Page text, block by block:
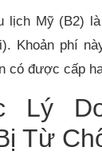
lịch Mỹ (B2)
Khoản phí
có được cấp
Lý
Từ